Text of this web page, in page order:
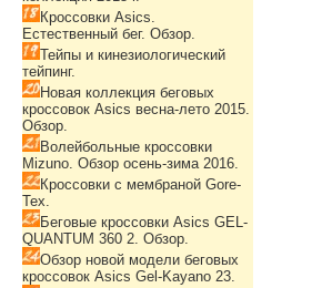
Кроссовки Asics.
Естественный бег. Обзор.
Тейпы и кинезиологический
тейпинг.
Новая коллекция беговых
кроссовок Asics весна-лето 2015.
Обзор.
Волейбольные кроссовки
Mizuno. Обзор осень-зима 2016.
Кроссовки с мембраной Gore-
Tex.
Беговые кроссовки Asics GEL-
QUANTUM 360 2. Обзор.
Обзор новой модели беговых
кроссовок Asics Gel-Kayano 23.